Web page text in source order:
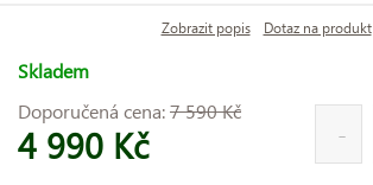
Zobrazit popis Dotaz na produkt
Skladem
Doporučená cena:7 590 Kč
4 990 Kč